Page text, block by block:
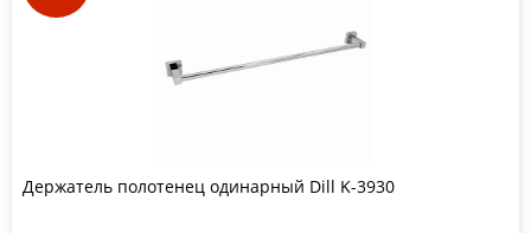
Держатель полотенец одинарный Dill K-3930